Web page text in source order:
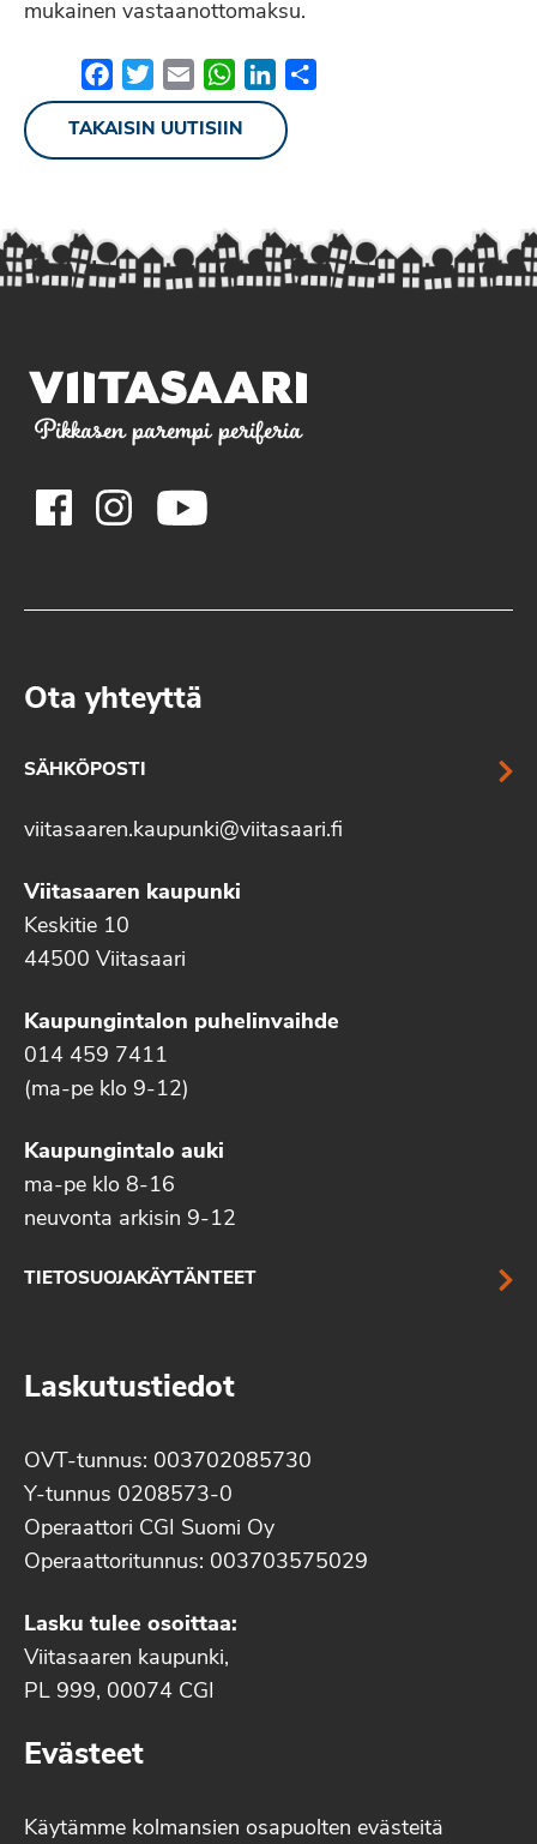
mukainen vastaanottomaksu.
FacebookTwitterEmail WhatsApp
LinkedIn
TAKAISIN UUTISIIN
Pikkasen parempi periferia
Ota yhteyttä
SÄHKÖPOSTI
viitasaaren.kaupunki@viitasaari.fi
Viitasaaren kaupunki
Keskitie 10
44500 Viitasaari
Kaupungintalon puhelinvaihde
014 459 7411
(ma-pe klo 9-12)
Kaupungintalo auki
ma-pe klo 8-16
neuvonta arkisin 9-12
TIETOSUOJAKÄYTÄNTEET
Laskutustiedot
OVT-tunnus: 003702085730
Y-tunnus 0208573-0
Operaattori CGI Suomi Oy
Operaattoritunnus: 003703575029
Lasku tulee osoittaa:
Viitasaaren kaupunki,
PL 999, 00074 CGI
Evästeet
Käytämme kolmansien osapuolten evästeitä